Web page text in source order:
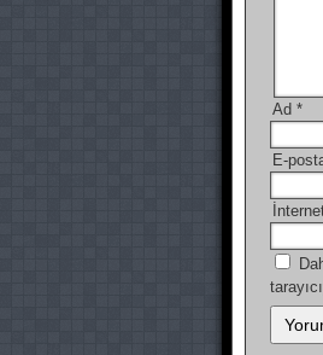
Ad *
E-